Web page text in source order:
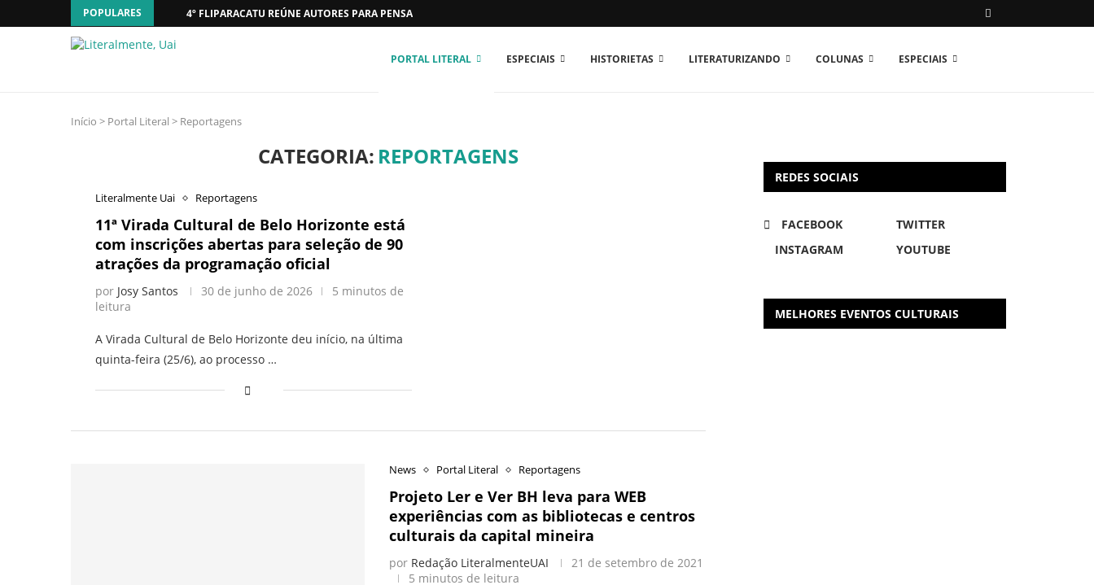
POPULARES 4º FLIPARACATU REÚNE AUTORES PARA PENSAR O MUNDO...
PORTAL LITERAL ESPECIAIS HISTORIETAS LITERATURIZANDO COLUNAS ESPECIAIS
Início > Portal Literal > Reportagens
CATEGORIA: REPORTAGENS
Literalmente Uai Reportagens
11ª Virada Cultural de Belo Horizonte está
com inscrições abertas para seleção de 90
atrações da programação oficial
por Josy Santos 30 de junho de 2026
5 minutos de
leitura
A Virada Cultural de Belo Horizonte deu início, na última
quinta-feira (25/6), ao processo …
News Portal Literal Reportagens
Projeto Ler e Ver BH leva para WEB
experiências com as bibliotecas e centros
culturais da capital mineira
por Redação LiteralmenteUAI
21 de setembro de 2021
5 minutos de leitura
REDES SOCIAIS
FACEBOOK
TWITTER
INSTAGRAM
YOUTUBE
MELHORES EVENTOS CULTURAIS